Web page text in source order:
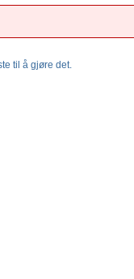
til å gjøre det.